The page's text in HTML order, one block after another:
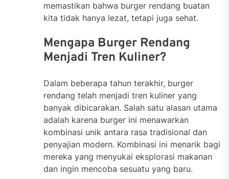
memastikan bahwa burger rendang buatan
kita tidak hanya lezat, tetapi juga sehat.
Mengapa Burger Rendang
Menjadi Tren Kuliner?
Dalam beberapa tahun terakhir, burger
rendang telah menjadi tren kuliner yang
banyak dibicarakan. Salah satu alasan utama
adalah karena burger ini menawarkan
kombinasi unik antara rasa tradisional dan
penyajian modern. Kombinasi ini menarik bagi
mereka yang menyukai eksplorasi makanan
dan ingin mencoba sesuatu yang baru.